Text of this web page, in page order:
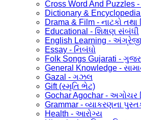
Cross Word And Puzzles
Dictionary &
Drama & Film - નાટકો તથા
Educational - શિક્ષણ સંબંધી
English Learning -
Essay - નિબંધો
Folk Songs Gujarati -
General Knowledge -
Gazal - ગઝલ
Gift (સ્મૃતિ ભેટ)
Gochar Agochar - અગોચર
Grammar - વ્યાકરણના
Health - આરોગ્ય